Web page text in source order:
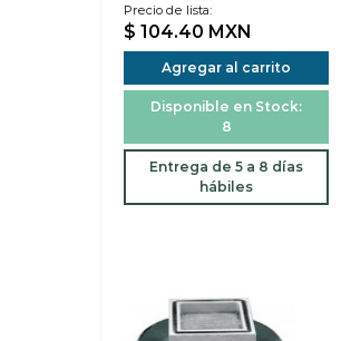
Precio de lista:
$ 104.40 MXN
Agregar al carrito
Disponible en Stock:
8
Entrega de 5 a 8 días
hábiles